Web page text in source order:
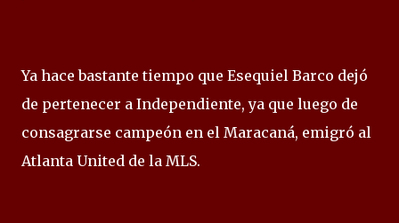
Ya hace bastante tiempo que Esequiel Barco dejó
de pertenecer a Independiente, ya que luego de
consagrarse campeón en el Maracaná, emigró al
Atlanta United de la MLS.